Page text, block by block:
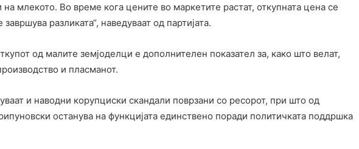
млекото. Во време кога цените во маркетите растат, откупната цена се
разликата“, наведуваат од партијата.
од малите земјоделци е дополнителен показател за, како што велат,
и пласманот.
и наводни корупциски скандали поврзани со ресорот, при што од
останува на функцијата единствено поради политичката поддршка